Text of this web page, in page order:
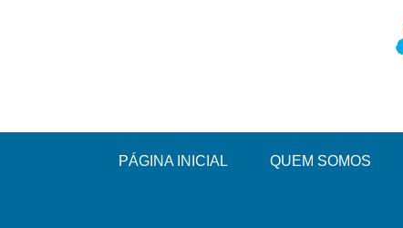
PÁGINA INICIAL QUEM SOMOS